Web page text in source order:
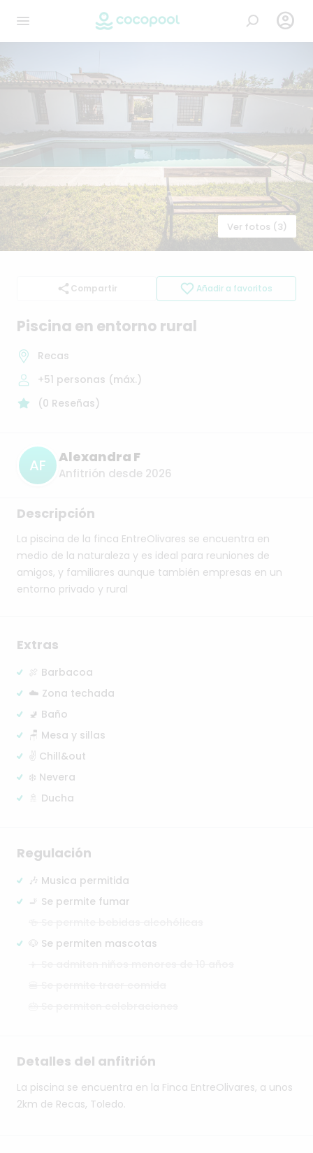

Ver fotos (3)
Compartir Añadir a favoritos
Piscina en entorno rural
Recas
+51 personas (máx.)
(0 Reseñas)
AF Alexandra F
Anfitrión desde 2026
Descripción
La piscina de la finca EntreOlivares se encuentra en
medio de la naturaleza y es ideal para reuniones de
amigos, y familiares aunque también empresas en un
entorno privado y rural
Extras
🍖 Barbacoa
☁️ Zona techada
🚽 Baño
🪑 Mesa y sillas
✌️ Chill&out
❄️ Nevera
🚿 Ducha
Regulación
🎶 Musica permitida
🚬 Se permite fumar
🐶 Se permiten mascotas
Detalles del anfitrión
La piscina se encuentra en la Finca EntreOlivares, a unos
2km de Recas, Toledo.